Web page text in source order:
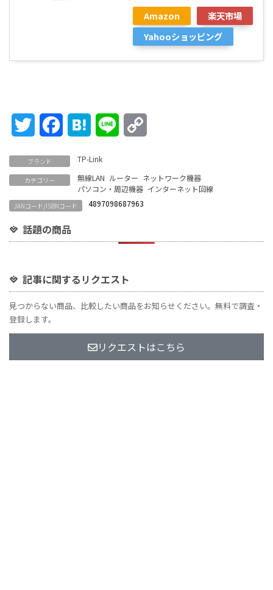
Amazon
楽天市場
Yahooショッピング
Twitter FacebookHatena Line
ブランド TP-Link
カテゴリー 無線LAN ルーター ネットワーク機器
パソコン・周辺機器 インターネット回線
JANコード/ISBNコード 4897098687963
話題の商品
記事に関するリクエスト
見つからない商品、比較したい商品をお知らせください。無料で調査・
登録します。
リクエストはこちら